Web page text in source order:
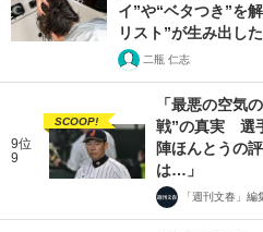
イ”や“ベタつき”を
リスト”が生み出し
二瓶 仁志
9位
9
SCOOP!
「最悪の空気
戦”の真実 選
陣ほんとうの
は…」
「週刊文春」編